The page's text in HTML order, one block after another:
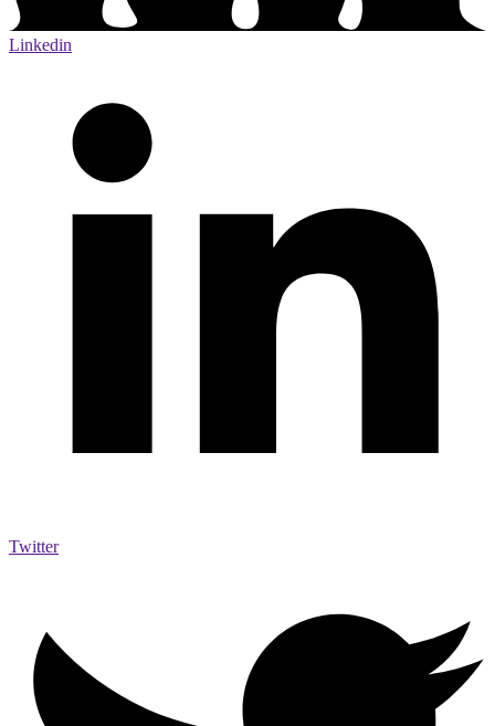
Linkedin
Twitter